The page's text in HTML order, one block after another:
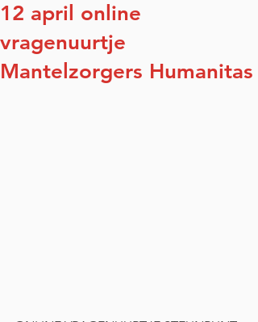
12 april online
vragenuurtje
Mantelzorgers Humanitas